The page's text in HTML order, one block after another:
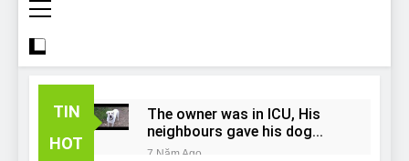
TIN
HOT
The owner was in ICU, His
neighbours gave his dog
away!
7 Năm Ago